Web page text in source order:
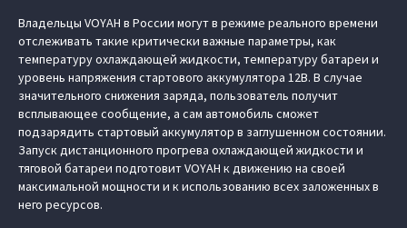
Владельцы VOYAH в России могут в режиме реального времени
отслеживать такие критически важные параметры, как
температуру охлаждающей жидкости, температуру батареи и
уровень напряжения стартового аккумулятора 12В. В случае
значительного снижения заряда, пользователь получит
всплывающее сообщение, а сам автомобиль сможет
подзарядить стартовый аккумулятор в заглушенном состоянии.
Запуск дистанционного прогрева охлаждающей жидкости и
тяговой батареи подготовит VOYAH к движению на своей
максимальной мощности и к использованию всех заложенных в
него ресурсов.